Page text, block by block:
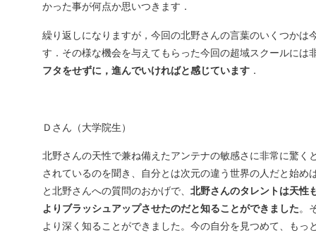
かった事が何点か思いつきます．
繰り返しになりますが，今回の北野さんの言葉のいくつかは
す．その様な機会を与えてもらった今回の超域スクールには
フタをせずに，進んでいければと感じています ．
Ｄさん（大学院生）
北野さんの天性で兼ね備えたアンテナの敏感さに非常に驚く
されているのを聞き、自分とは次元の違う世界の人だと始め
と北野さんへの質問のおかげで、 北野さんのタレントは天性
よりブラッシュアップさせたのだと知ることができました。
より深く知ることができました。今の自分を見つめて、も